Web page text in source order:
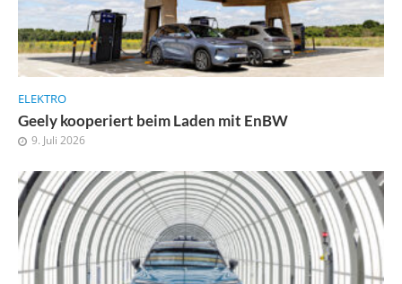
ELEKTRO
Geely kooperiert beim Laden mit EnBW
9. Juli 2026